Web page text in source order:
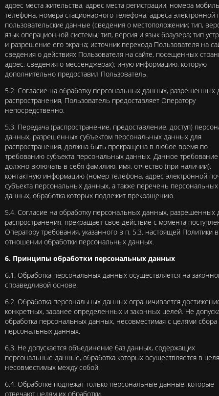
адрес места жительства, адрес места регистрации, номера
телефона, номера стационарного телефона, адреса электронной
пользовательские данные (сведения о местоположении; тип,
язык операционной системы; тип, версия и язык браузера; тип
и разрешение его экрана; источник перехода Пользователя на
сведения о действиях Пользователя на сайте, посещенных
адрес, сведения о мессенджерах); иную информацию, которую
дополнительно предоставил Пользователь.
5.2. Согласие на обработку персональных данных, разрешенных
распространения, Пользователь предоставляет Оператору
непосредственно.
5.3. Передача (распространение, предоставление, доступ)
данных, разрешенных субъектом персональных данных для
распространения, должна быть прекращена в любое время по
требованию субъекта персональных данных. Данное требование
должно включать в себя фамилию, имя, отчество (при наличии),
контактную информацию (номер телефона, адрес электронной
субъекта персональных данных, а также перечень персональных
данных, обработка которых подлежит прекращению.
5.4. Согласие на обработку персональных данных, разрешенных
распространения, прекращает свое действие с момента
Оператору требования, указанного в п. 5.3. настоящей Политики в
отношении обработки персональных данных.
6. Принципы обработки персональных данных
6.1. Обработка персональных данных осуществляется на
справедливой основе.
6.2. Обработка персональных данных ограничивается
конкретных, заранее определенных и законных целей. Не
обработка персональных данных, несовместимая с целями сбора
персональных данных.
6.3. Не допускается объединение баз данных, содержащих
персональные данные, обработка которых осуществляется в
несовместимых между собой.
6.4. Обработке подлежат только персональные данные, которые
отвечают целям их обработки.